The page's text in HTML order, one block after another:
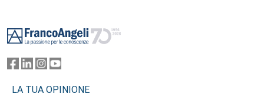
LA TUA OPINIONE